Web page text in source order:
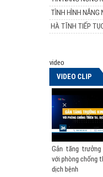
TÌNH HÌNH NẮNG
HÀ TĨNH TIẾP
video
VIDEO CLIP
trưởng kinh tế
chống thiên tai,
Thanh niên
người dân
lũ